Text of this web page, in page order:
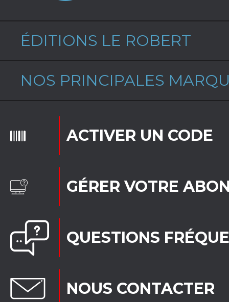
ÉDITIONS LE ROBERT
NOS PRINCIPALES
ACTIVER UN CODE
GÉRER VOTRE
QUESTIONS
NOUS CONTACTER